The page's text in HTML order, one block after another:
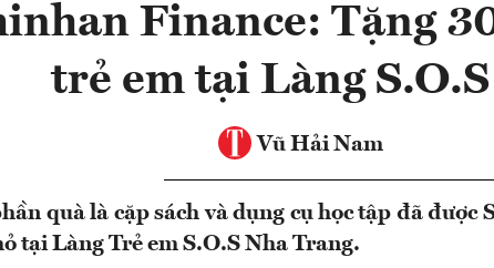
Finance: Tặng
trẻ em tại Làng
Vũ Hải Nam
quà là cặp sách và dụng cụ học tập đã được
tại Làng Trẻ em S.O.S Nha Trang.